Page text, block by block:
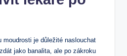
moudrosti je důležité naslouchat
jako banalita, ale⁤ po zákroku